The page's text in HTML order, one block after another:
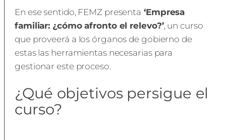
En ese sentido, FEMZ presenta ‘Empresa
familiar: ¿cómo afronto el relevo?’, un curso
que proveerá a los órganos de gobierno de
estas las herramientas necesarias para
gestionar este proceso.
¿Qué objetivos persigue el
curso?